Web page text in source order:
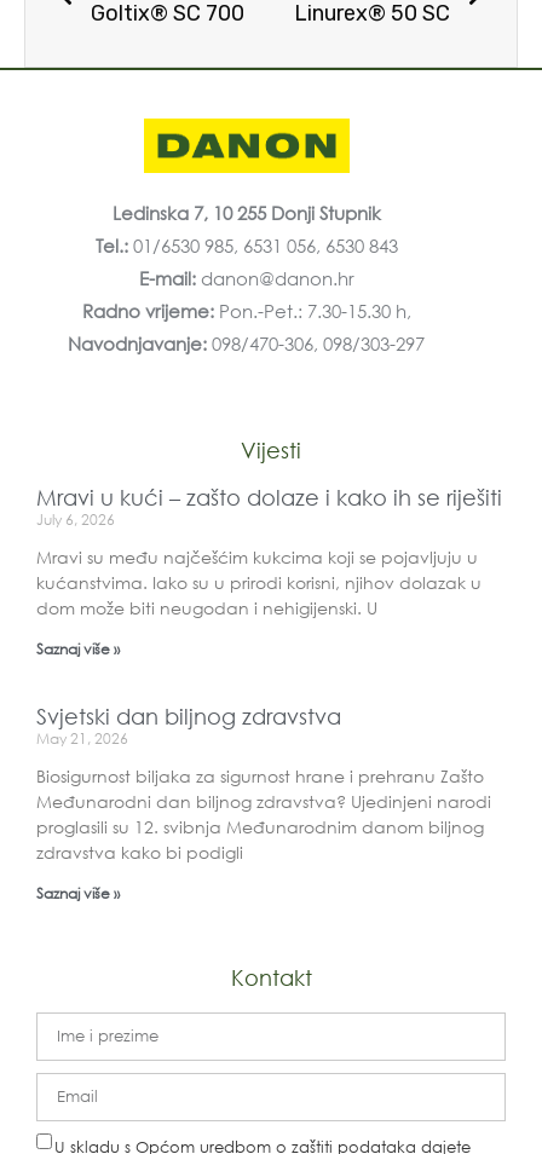
Goltix® SC 700 Linurex® 50 SC
Ledinska 7, 10 255 Donji Stupnik
Tel.:01/6530 985, 6531 056, 6530 843
E-mail:danon@danon.hr
Radno vrijeme: Pon.-Pet.: 7.30-15.30 h,
Navodnjavanje:098/470-306, 098/303-297
Vijesti
Mravi u kući – zašto dolaze i kako ih se riješiti
July 6, 2026
Mravi su među najčešćim kukcima koji se pojavljuju u
kućanstvima. Iako su u prirodi korisni, njihov dolazak u
dom može biti neugodan i nehigijenski. U
Saznaj više »
Svjetski dan biljnog zdravstva
May 21, 2026
Biosigurnost biljaka za sigurnost hrane i prehranu Zašto
Međunarodni dan biljnog zdravstva? Ujedinjeni narodi
proglasili su 12. svibnja Međunarodnim danom biljnog
zdravstva kako bi podigli
Saznaj više »
Kontakt
U skladu s Općom uredbom o zaštiti podataka dajete